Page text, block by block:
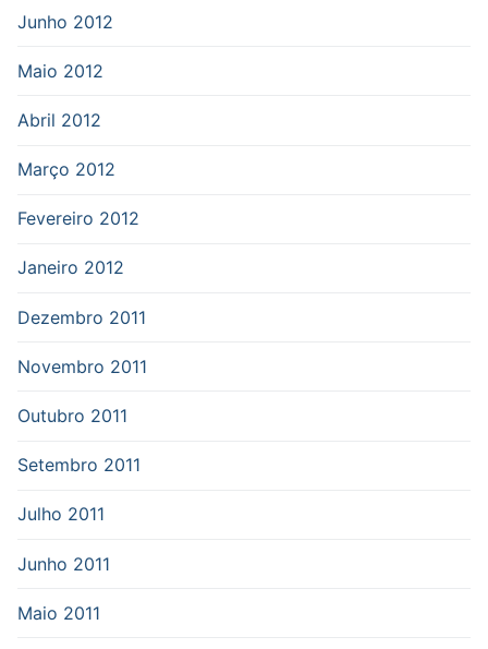
Junho 2012
Maio 2012
Abril 2012
Março 2012
Fevereiro 2012
Janeiro 2012
Dezembro 2011
Novembro 2011
Outubro 2011
Setembro 2011
Julho 2011
Junho 2011
Maio 2011